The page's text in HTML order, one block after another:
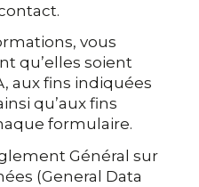
vous
qu’elles soient
aux fins indiquées
qu’aux fins
formulaire.
Général sur
(General Data